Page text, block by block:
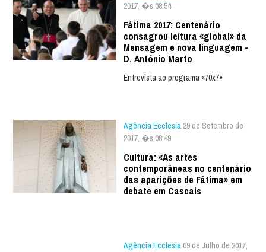
2017, �s 08:54
Fátima 2017: Centenário
consagrou leitura «global» da
Mensagem e nova linguagem -
D. António Marto
Entrevista ao programa «70x7»
Agência Ecclesia 29 de Setembro de
2017, �s 08:49
Cultura: «As artes
contemporâneas no centenário
das aparições de Fátima» em
debate em Cascais
Agência Ecclesia 09 de Julho de 2017,